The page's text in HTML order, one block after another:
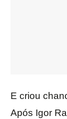
E criou
Após Igor